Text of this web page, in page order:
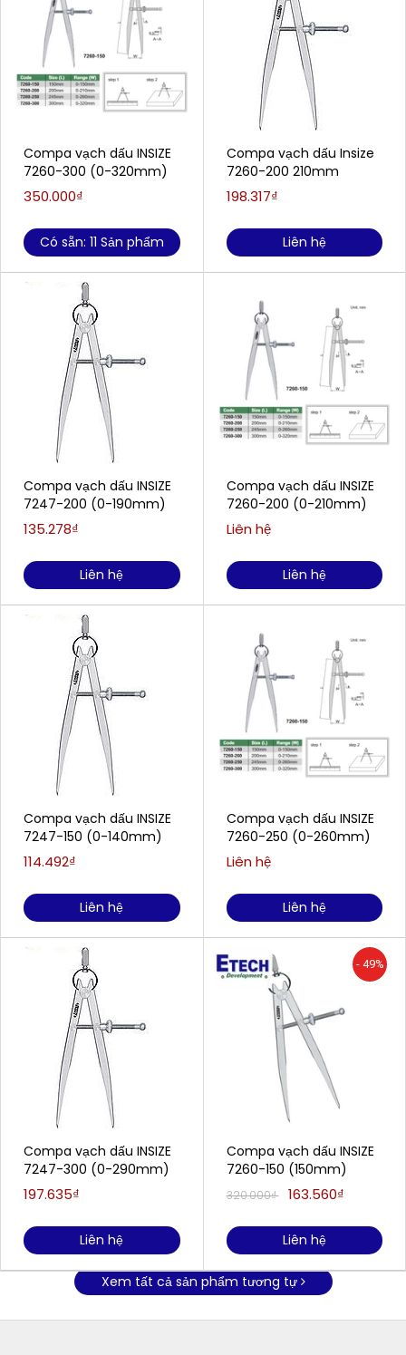
Compa vạch dấu INSIZE
7260-300 (0-320mm)
350.000₫
Có sẵn: 11 Sản phẩm
Compa vạch dấu INSIZE
7247-200 (0-190mm)
135.278₫
Liên hệ
Compa vạch dấu INSIZE
7247-150 (0-140mm)
114.492₫
Liên hệ
Compa vạch dấu INSIZE
7247-300 (0-290mm)
197.635₫
Liên hệ
Compa vạch dấu Insize
7260-200 210mm
198.317₫
Liên hệ
Compa vạch dấu INSIZE
7260-200 (0-210mm)
Liên hệ
Liên hệ
Compa vạch dấu INSIZE
7260-250 (0-260mm)
Liên hệ
Liên hệ
- 49%
Compa vạch dấu INSIZE
7260-150 (150mm)
320.000₫ 163.560₫
Liên hệ
Xem tất cả sản phẩm tương tự